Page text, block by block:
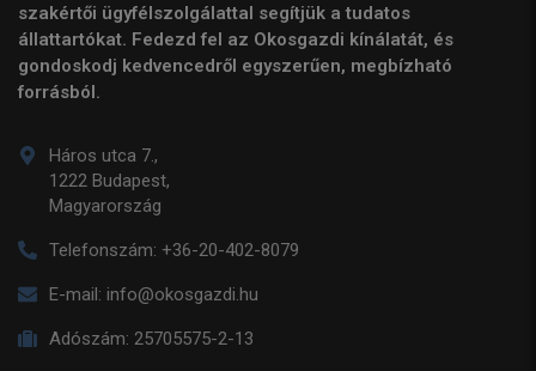
szakértői ügyfélszolgálattal segítjük a tudatos
állattartókat. Fedezd fel az Okosgazdi kínálatát, és
gondoskodj kedvencedről egyszerűen, megbízható
forrásból.
Háros utca 7.,
1222 Budapest,
Magyarország
Telefonszám: +36-20-402-8079
E-mail: info@okosgazdi.hu
Adószám: 25705575-2-13